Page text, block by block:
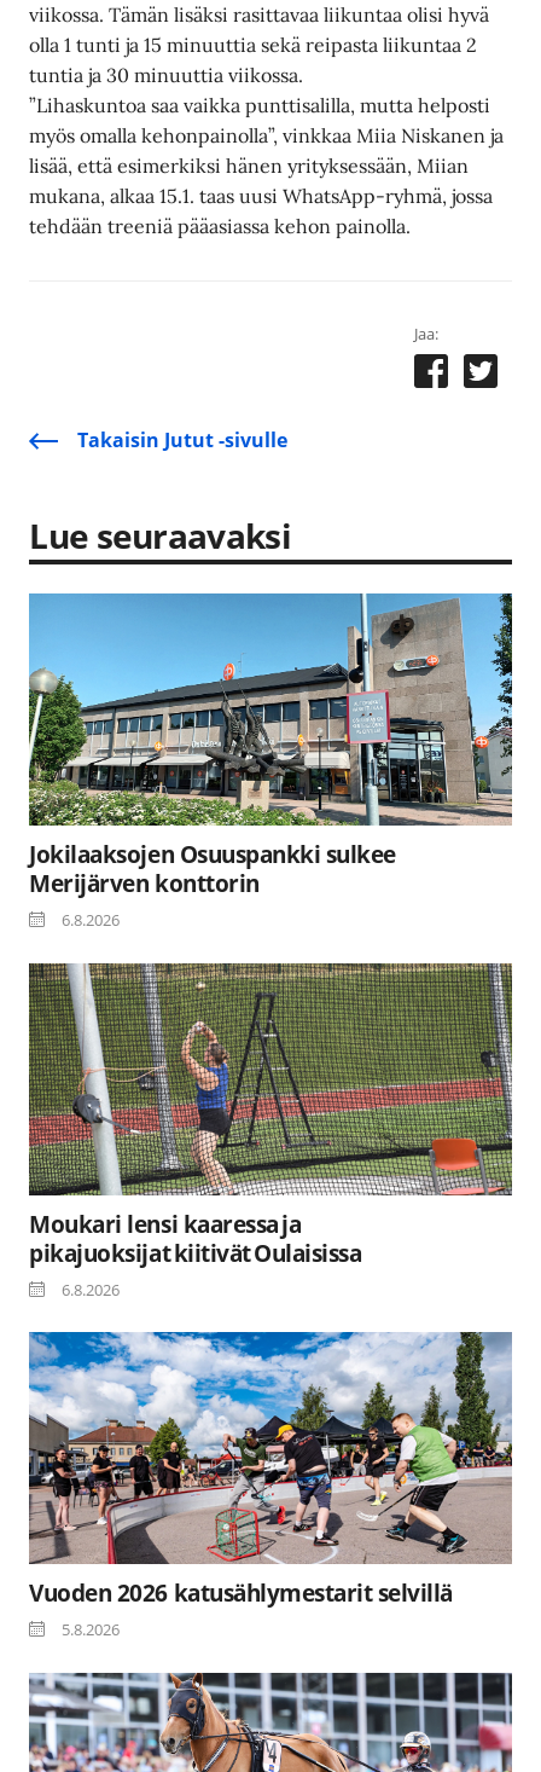
viikossa. Tämän lisäksi rasittavaa liikuntaa olisi hyvä
olla 1 tunti ja 15 minuuttia sekä reipasta liikuntaa 2
tuntia ja 30 minuuttia viikossa.
”Lihaskuntoa saa vaikka punttisalilla, mutta helposti
myös omalla kehonpainolla”, vinkkaa Miia Niskanen ja
lisää, että esimerkiksi hänen yrityksessään, Miian
mukana, alkaa 15.1. taas uusi WhatsApp-ryhmä, jossa
tehdään treeniä pääasiassa kehon painolla.
Jaa:
Takaisin Jutut -sivulle
Lue seuraavaksi
Jokilaaksojen Osuuspankki sulkee
Merijärven konttorin
6.8.2026
Moukari lensi kaaressa ja
pikajuoksijat kiitivät Oulaisissa
6.8.2026
Vuoden 2026 katusählymestarit selvillä
5.8.2026